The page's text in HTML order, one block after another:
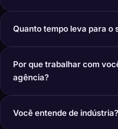
Quanto tempo leva para o
Por que trabalhar com
agência?
Você entende de indústria?